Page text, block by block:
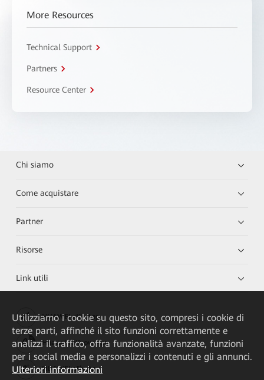
More Resources
Technical Support
Partners
Resource Center
Chi siamo
Come acquistare
Partner
Risorse
Link utili
HUAWEI eKit App
Huawei HiKnow App
HUAWEI eFly App
Utilizziamo i cookie su questo sito, compresi i cookie di
terze parti, affinché il sito funzioni correttamente e
analizzi il traffico, offra funzionalità avanzate, funzioni
per i social media e personalizzi i contenuti e gli annunci.
Ulteriori informazioni